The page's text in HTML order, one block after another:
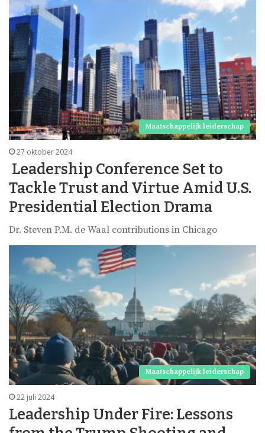
Maatschappelijk leiderschap
27 oktober 2024
Leadership Conference Set to
Tackle Trust and Virtue Amid U.S.
Presidential Election Drama
Dr. Steven P.M. de Waal contributions in Chicago
Maatschappelijk leiderschap
22 juli 2024
Leadership Under Fire: Lessons